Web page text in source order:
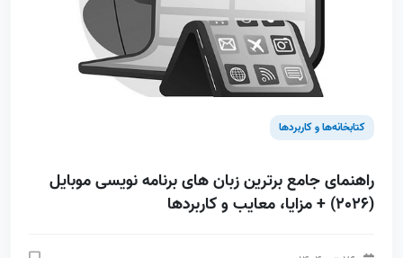
کتابخانه‌ها و کاربردها
راهنمای جامع برترین زبان های برنامه نویسی موبایل
(2026) + مزایا، معایب و کاربردها